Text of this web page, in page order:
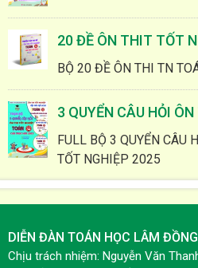
20 ĐỀ ÔN THIT TỐT
BỘ 20 ĐỀ ÔN THI TN
3 QUYỂN CÂU HỎI
FULL BỘ 3 QUYỂN CÂU
TỐT NGHIỆP 2025
DIỄN ĐÀN TOÁN HỌC LÂM ĐỒNG
Chịu trách nhiệm: Nguyễn Văn